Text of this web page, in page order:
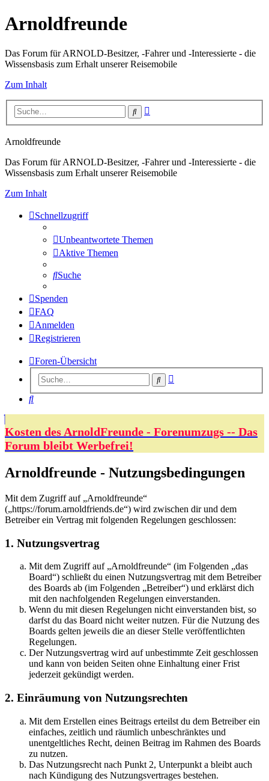
Arnoldfreunde
Das Forum für ARNOLD-Besitzer, -Fahrer und -Interessierte - die
Wissensbasis zum Erhalt unserer Reisemobile
Zum Inhalt
Suche
Arnoldfreunde
Das Forum für ARNOLD-Besitzer, -Fahrer und -Interessierte - die
Wissensbasis zum Erhalt unserer Reisemobile
Zum Inhalt
Schnellzugriff
Unbeantwortete Themen
Aktive Themen
Suche
Spenden
FAQ
Anmelden
Registrieren
Foren-Übersicht
Suche
Suche
Kosten des ArnoldFreunde - Forenumzugs -- Das
Forum bleibt Werbefrei!
Arnoldfreunde - Nutzungsbedingungen
Mit dem Zugriff auf „Arnoldfreunde“
(„https://forum.arnoldfriends.de“) wird zwischen dir und dem
Betreiber ein Vertrag mit folgenden Regelungen geschlossen:
1. Nutzungsvertrag
Mit dem Zugriff auf „Arnoldfreunde“ (im Folgenden „das
Board“) schließt du einen Nutzungsvertrag mit dem Betreiber
des Boards ab (im Folgenden „Betreiber“) und erklärst dich
mit den nachfolgenden Regelungen einverstanden.
Wenn du mit diesen Regelungen nicht einverstanden bist, so
darfst du das Board nicht weiter nutzen. Für die Nutzung des
Boards gelten jeweils die an dieser Stelle veröffentlichten
Regelungen.
Der Nutzungsvertrag wird auf unbestimmte Zeit geschlossen
und kann von beiden Seiten ohne Einhaltung einer Frist
jederzeit gekündigt werden.
2. Einräumung von Nutzungsrechten
Mit dem Erstellen eines Beitrags erteilst du dem Betreiber ein
einfaches, zeitlich und räumlich unbeschränktes und
unentgeltliches Recht, deinen Beitrag im Rahmen des Boards
zu nutzen.
Das Nutzungsrecht nach Punkt 2, Unterpunkt a bleibt auch
nach Kündigung des Nutzungsvertrages bestehen.